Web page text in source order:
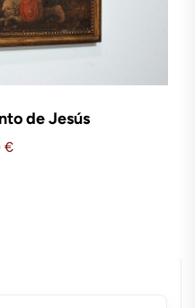
de Jesús
€